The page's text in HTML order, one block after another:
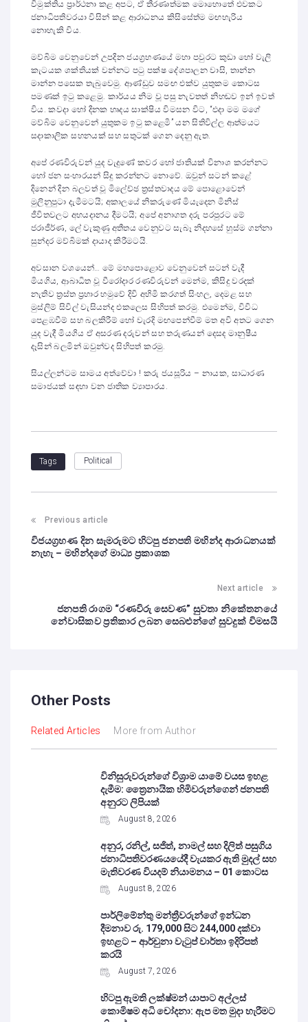
විමුක්තිය ප්‍රාර්ථනා කළ අපට, ඒ තීරණාත්මක මොහොතේ එවකට
ජනාධිපතිවරයා විසින් කළ ආරාධනය කිසිසේත්ම මඟහැරිය
නොහැකි විය.
මව්බිම වෙනුවෙන් උපදින ජයග්‍රහණයේ මහා පවුරට කුඩා හෝ වැලි
කැටයක ශක්තියක් වන්නට පටු පක්ෂ දේශපාලන වාසි, තාන්න
මාන්න පසෙක තැබුවෙමු. ආණ්ඩුව සමඟ එක්ව යුතුකම කොටස
පමණක් ඉටු කළෙමු. කාර්යය නිම වූ පසු නැවතත් නිහඬව ඉන් ඉවත්
විය. කවදා හෝ දිනක හෘදය සාක්ෂිය විමසන විට, “එදා මම මගේ
මව්බිම වෙනුවෙන් යුතුකම ඉටු කළෙමි” යන සිතිවිල්ල ආත්මයට
සදාකාලික සහනයක් සහ සතුටක් ගෙන දෙනු ඇත.
අපේ රණවිරුවන් යුද වැදුණේ කවර හෝ ජාතියක් විනාශ කරන්නට
හෝ ජන සංහාරයන් සිදු කරන්නට නොවේ. ඔවුන් සටන් කළේ
දිනෙන් දින බලවත් වූ මිලේච්ඡ ත්‍රස්තවාදය මේ පොළොවෙන්
මුලිනුපුටා දැමීමටයි; අකාලයේ නිකරුණේ මියැදෙන මිනිස්
ජීවිතවලට අභයදානය දීමටයි; අපේ අනාගත දරු පරපුරට මේ
ජරාජීර්ණ, ලේ වැකුණු අතීතය වෙනුවට සැබෑ නිදහසේ හුස්ම ගන්නා
සුන්දර මව්බිමක් දායාද කිරීමටයි.
අවසාන වශයෙන්… මේ මහපොළොව වෙනුවෙන් සටන් වැදී
මියගිය, ආබාධිත වූ වීරෝදාර රණවිරුවන් මෙන්ම, කිසිදු වරදක්
නැතිව ත්‍රස්ත ප්‍රහාර හමුවේ දිවි අහිමි කරගත් සිංහල, දෙමළ සහ
මුස්ලිම් සිවිල් වැසියන්ද එකලෙස සිහිපත් කරමු. එමෙන්ම, විවිධ
පෙළඹවීම් සහ බලකිරීම් හෝ වැරදි මඟපෙන්වීම් මත අවි අතට ගෙන
යුද වැදී මියගිය ඒ අසරණ දරුවන් සහ තරුණයන් දෙසද මානුෂීය
දෑසින් බලමින් ඔවුන්වද සිහිපත් කරමු.
සියල්ලන්ටම සාමය අත්වේවා ! කරු ජයසූරිය – නායක, සාධාරණ
සමාජයක් සඳහා වන ජාතික ව්‍යාපාරය.
Tags Political
Previous article
විජයග්‍රහණ දින සැමරුමට හිටපු ජනපති මහින්ද ආරාධනයක්
නැහැ – මහින්දගේ මාධ්‍ය ප්‍රකාශක
Next article
ජනපති රාගම “රණවිරු සෙවණ” සුවතා නිකේතනයේ
නේවාසිකව ප්‍රතිකාර ලබන සෙබළුන්ගේ සුවදුක් විමසයි
Other Posts
Related Articles More from Author
විනිසුරුවරුන්ගේ විශ්‍රාම යාමේ වයස ඉහළ
දැමීම: ත්‍රෛනායික හිමිවරුන්ගෙන් ජනපති
අනුරට ලිපියක්
August 8, 2026
අනුර, රනිල්, සජිත්, නාමල් සහ දිලිත් පසුගිය
ජනාධිපතිවරණයයේදී වැයකර ඇති මුදල් සහ
මැතිවරණ වියදම් නියාමනය – 01 කොටස
August 8, 2026
පාර්ලිමේන්තු මන්ත්‍රීවරුන්ගේ ඉන්ධන
දීමනාව රු. 179,000 සිට 244,000 දක්වා
ඉහළට – ආර්චුනා වැටුප් වාර්තා ඉදිරිපත්
කරයි
August 7, 2026
හිටපු ඇමති ලක්ෂ්මන් යාපාට අල්ලස්
කොමිෂම අධි චෝදනා: ඇප මත මුදා හැරීමට